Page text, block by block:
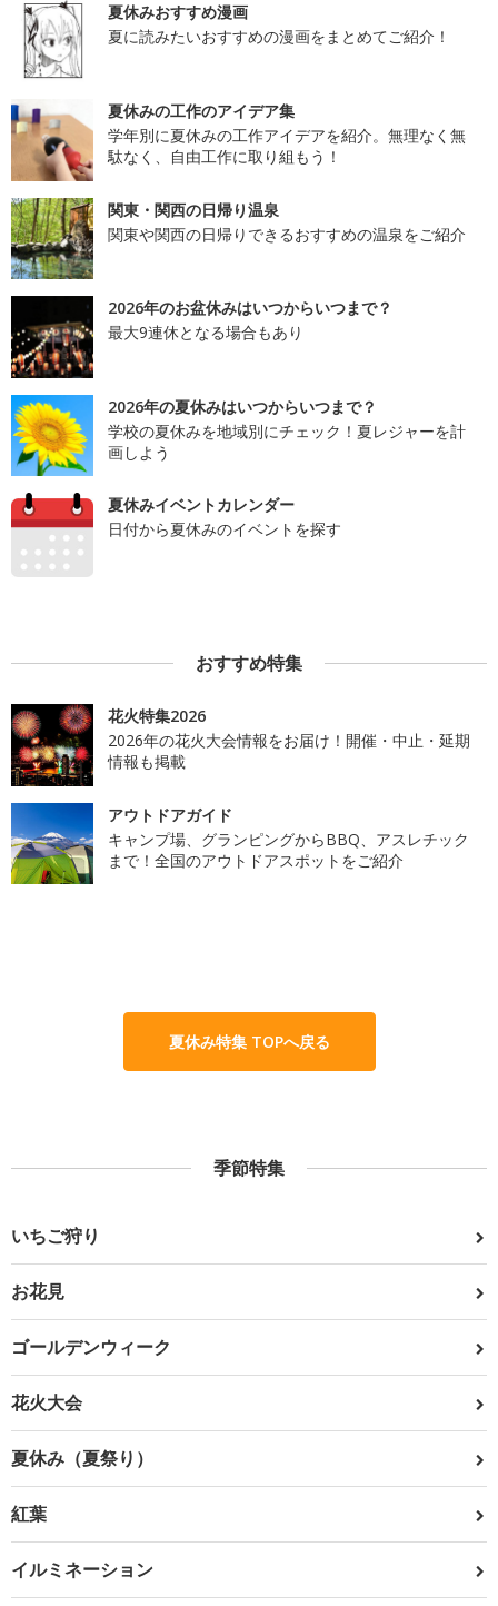
夏休みおすすめ漫画
夏に読みたいおすすめの漫画をまとめてご紹介！
夏休みの工作のアイデア集
学年別に夏休みの工作アイデアを紹介。無理なく無
駄なく、自由工作に取り組もう！
関東・関西の日帰り温泉
関東や関西の日帰りできるおすすめの温泉をご紹介
2026年のお盆休みはいつからいつまで？
最大9連休となる場合もあり
2026年の夏休みはいつからいつまで？
学校の夏休みを地域別にチェック！夏レジャーを計
画しよう
夏休みイベントカレンダー
日付から夏休みのイベントを探す
おすすめ特集
花火特集2026
2026年の花火大会情報をお届け！開催・中止・延期
情報も掲載
アウトドアガイド
キャンプ場、グランピングからBBQ、アスレチック
まで！全国のアウトドアスポットをご紹介
夏休み特集 TOPへ戻る
季節特集
いちご狩り
お花見
ゴールデンウィーク
花火大会
夏休み（夏祭り）
紅葉
イルミネーション